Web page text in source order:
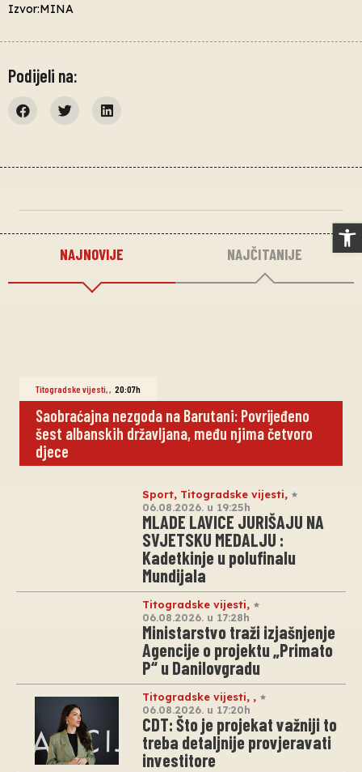
Izvor:MINA
Podijeli na:
NAJNOVIJE NAJČITANIJE
Titogradske vijesti,, 20:07h
Saobraćajna nezgoda na Barutani: Povrijeđeno
šest albanskih državljana, među njima četvoro
djece
Sport, Titogradske vijesti,
06.08.2026. u 19:25h
MLADE LAVICE JURIŠAJU NA
SVJETSKU MEDALJU :
Kadetkinje u polufinalu
Mundijala
Titogradske vijesti,
06.08.2026. u 17:28h
Ministarstvo traži izjašnjenje
Agencije o projektu „Primato
P“ u Danilovgradu
Titogradske vijesti, ,
06.08.2026. u 17:20h
CDT: Što je projekat važniji to
treba detaljnije provjeravati
investitore